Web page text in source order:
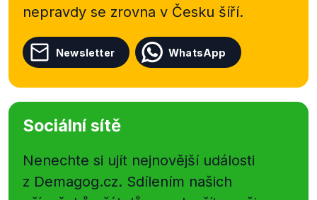
nepravdy se zrovna v Česku šíří.
Newsletter WhatsApp
Sociální sítě
Nenechte si ujít nejnovější události
z Demagog.cz. Sdílením našich